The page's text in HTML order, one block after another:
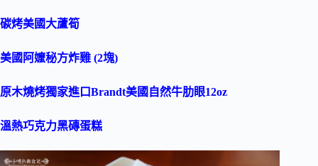
碳烤美國大蘆筍
美國阿嬤秘方炸雞 (2塊)
原木燒烤獨家進口Brandt美國自然牛肋眼12oz
溫熱巧克力黑磚蛋糕